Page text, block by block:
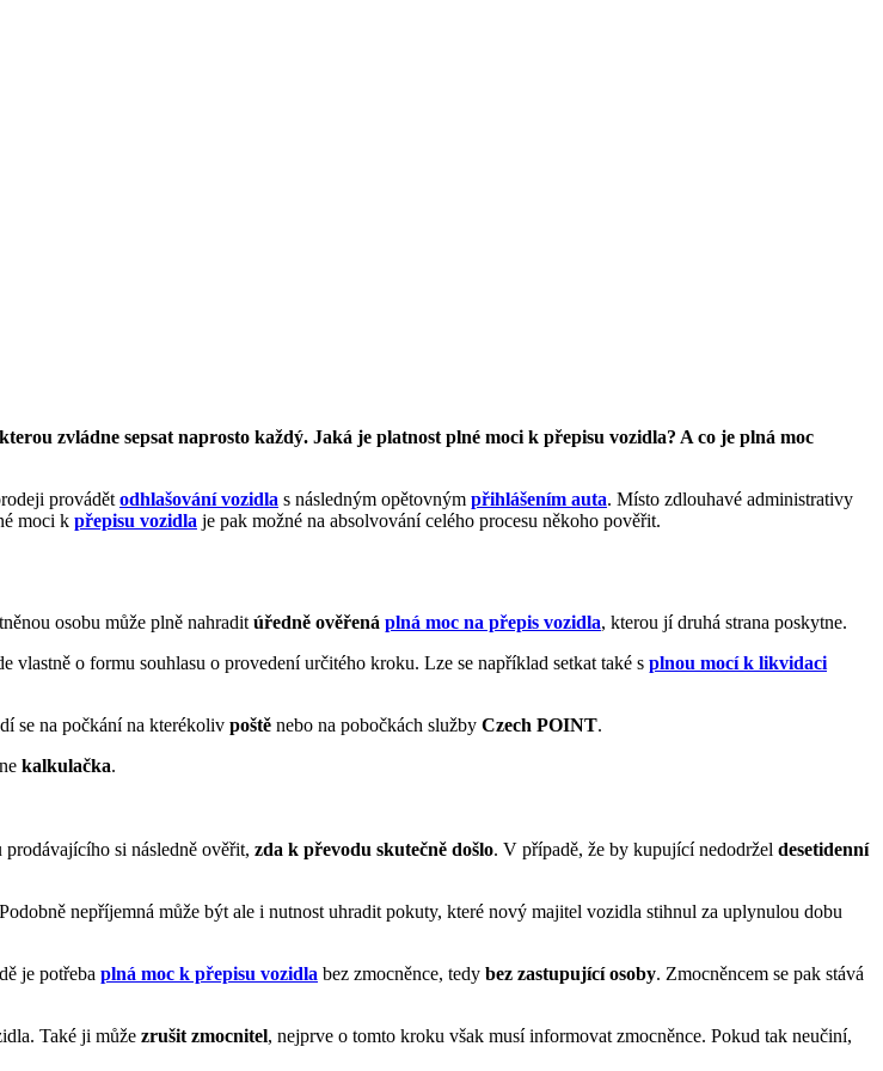
zvládne sepsat naprosto každý. Jaká je platnost plné moci k přepisu vozidla? A co je plná moc
provádět odhlašování vozidla s následným opětovným přihlášením auta. Místo zdlouhavé administrativy
moci k přepisu vozidla je pak možné na absolvování celého procesu někoho pověřit.
osobu může plně nahradit úředně ověřená plná moc na přepis vozidla, kterou jí druhá strana poskytne.
o formu souhlasu o provedení určitého kroku. Lze se například setkat také s plnou mocí k likvidaci
se na počkání na kterékoliv poště nebo na pobočkách služby Czech POINT.
kalkulačka.
si následně ověřit, zda k převodu skutečně došlo. V případě, že by kupující nedodržel desetidenní
nepříjemná může být ale i nutnost uhradit pokuty, které nový majitel vozidla stihnul za uplynulou dobu
je potřeba plná moc k přepisu vozidla bez zmocněnce, tedy bez zastupující osoby. Zmocněncem se pak stává
Také ji může zrušit zmocnitel, nejprve o tomto kroku však musí informovat zmocněnce. Pokud tak neučiní,